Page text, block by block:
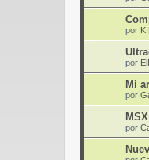
por
por
Mi
por
por